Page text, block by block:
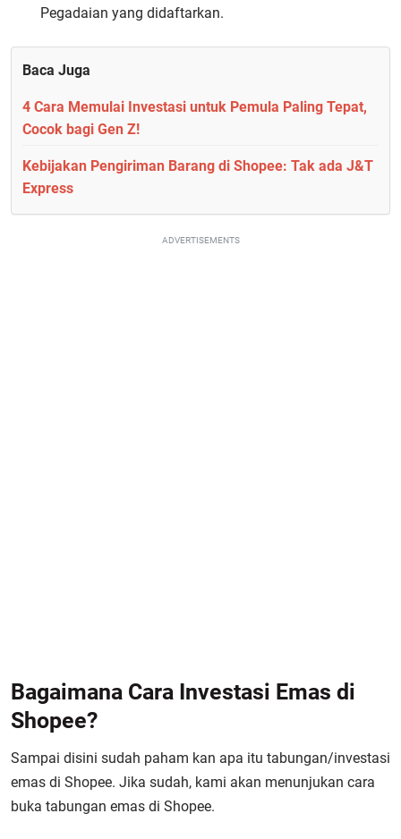
Pegadaian yang didaftarkan.
Baca Juga
4 Cara Memulai Investasi untuk Pemula Paling Tepat,
Cocok bagi Gen Z!
Kebijakan Pengiriman Barang di Shopee: Tak ada J&T
Express
ADVERTISEMENTS
Bagaimana Cara Investasi Emas di
Shopee?
Sampai disini sudah paham kan apa itu tabungan/investasi
emas di Shopee. Jika sudah, kami akan menunjukan cara
buka tabungan emas di Shopee.